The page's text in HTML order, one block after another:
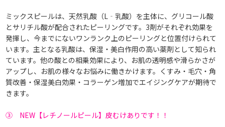
ミックスピールは、天然乳酸（L‐乳酸）を主体に、グリコール酸
とサリチル酸が配合されたピーリングです。3剤がそれぞれ効果を
発揮し、今までにないワンランク上のピーリングと位置付けられて
います。主となる乳酸は、保湿・美白作用の高い薬剤として知られ
ています。他の酸との相乗効果により、お肌の透明感や滑らかさが
アップし、お肌の様々なお悩みに働きかけます。くすみ・毛穴・角
質改善・保湿美白効果・コラーゲン増加でエイジングケアが期待で
きます。
③ NEW【レチノールピール】皮むけありです！！